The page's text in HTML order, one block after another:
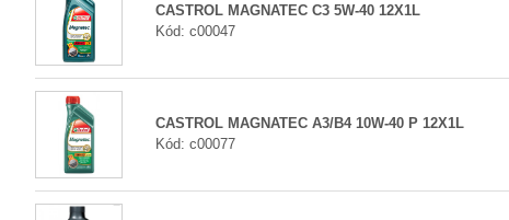
CASTROL MAGNATEC C3 5W-40 12X1L
Kód: c00047
CASTROL MAGNATEC A3/B4 10W-40 P 12X1L
Kód: c00077